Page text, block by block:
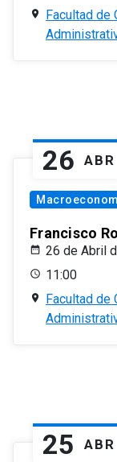
Facultad de
26 ABR
Francisco
26 de Abril
11:00
Facultad de
25 ABR